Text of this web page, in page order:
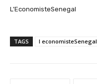
L’EconomisteSenegal
TAGS l economisteSenegal